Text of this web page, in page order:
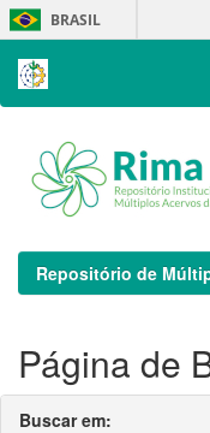
Skip
navigation
BRASIL
Repositório de
Página de
Buscar em: